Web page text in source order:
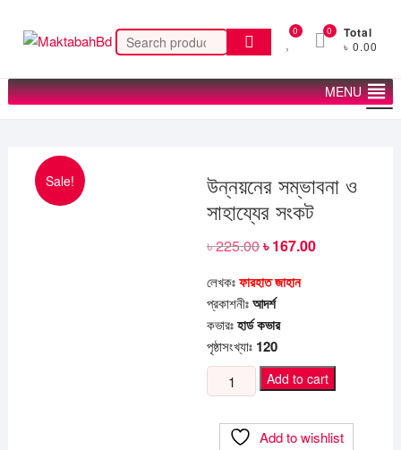
content
Search
for:
0 Total
৳ 0.00
0
MENU
Sale!
উন্নয়নের সম্ভাবনা ও
সাহায্যের সংকট
৳225.00Original
৳ 225.00.
৳167.00Current
লেখকঃফারহাত জাহান
প্রকাশনীঃআদর্শ
কভারঃহার্ড কভার
পৃষ্ঠাসংখ্যাঃ 120
উন্নয়নের
সম্ভাবনা
সাহায্যের
Add to cart
Add to wishlist